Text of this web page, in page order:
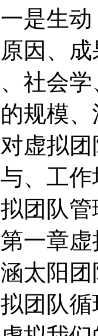
是生
因、
社会
规模
虚拟
、工
团队
一章
太阳
团队